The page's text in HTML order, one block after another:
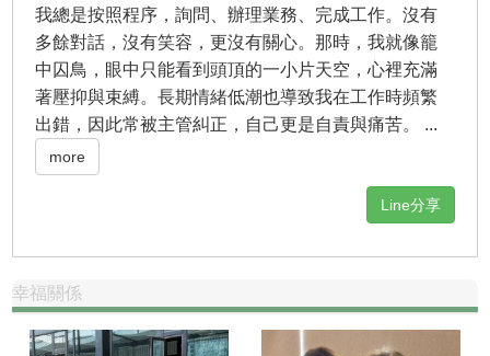
我總是按照程序，詢問、辦理業務、完成工作。沒有
多餘對話，沒有笑容，更沒有關心。那時，我就像籠
中囚鳥，眼中只能看到頭頂的一小片天空，心裡充滿
著壓抑與束縛。長期情緒低潮也導致我在工作時頻繁
出錯，因此常被主管糾正，自己更是自責與痛苦。 ...
more
Line分享
幸福關係